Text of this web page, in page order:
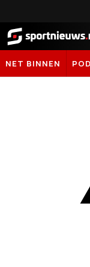
Sportnieuws.nl
NET BINNEN